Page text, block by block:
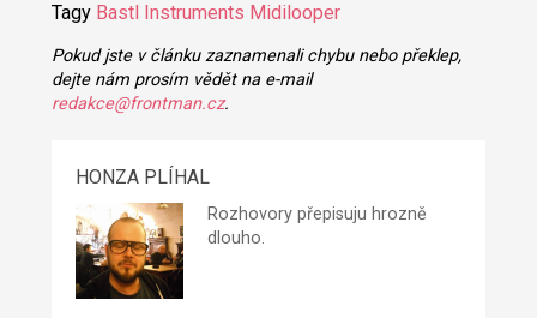
Tagy Bastl Instruments Midilooper
Pokud jste v článku zaznamenali chybu nebo překlep,
dejte nám prosím vědět na e-mail
redakce@frontman.cz.
HONZA PLÍHAL
Rozhovory přepisuju hrozně
dlouho.